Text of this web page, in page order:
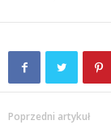
Poprzedni artykuł